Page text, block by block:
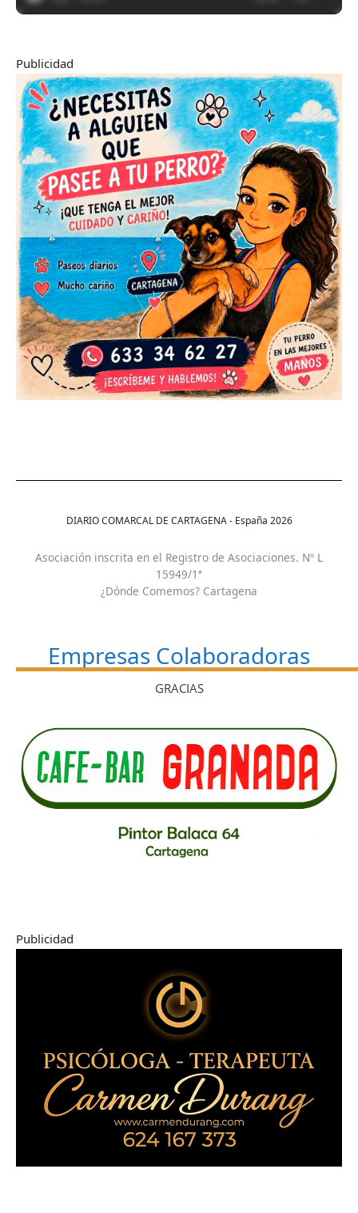
Publicidad
DIARIO COMARCAL DE CARTAGENA - España 2026
Asociación inscrita en el Registro de Asociaciones. Nº L
15949/1ª
¿Dónde Comemos? Cartagena
Empresas Colaboradoras
GRACIAS
Publicidad